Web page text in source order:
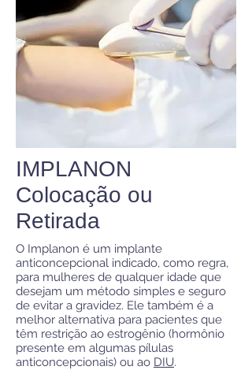
IMPLANON
Colocação ou
Retirada
O Implanon é um implante
anticoncepcional indicado, como regra,
para mulheres de qualquer idade que
desejam um método simples e seguro
de evitar a gravidez. Ele também é a
melhor alternativa para pacientes que
têm restrição ao estrogênio (hormônio
presente em algumas pílulas
anticoncepcionais) ou ao DIU.